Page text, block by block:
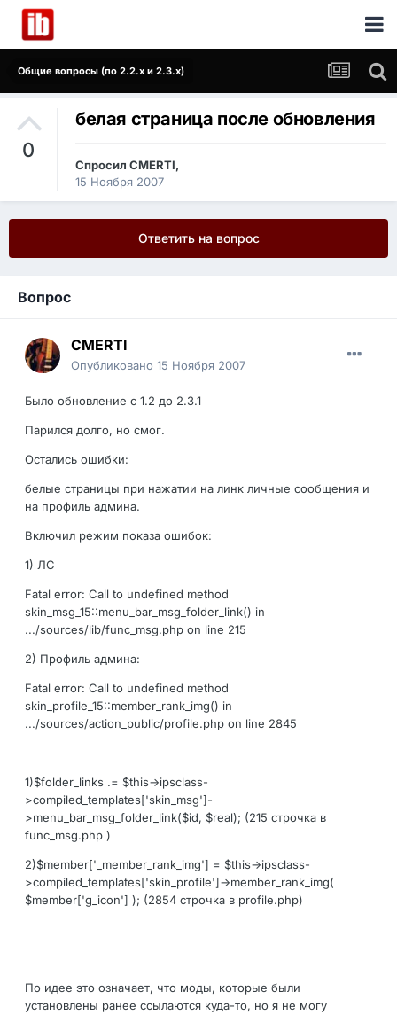
Общие вопросы (по 2.2.x и 2.3.x)
0
белая страница после обновления
Спросил CMERTI,
15 Ноября 2007
Ответить на вопрос
Вопрос
CMERTI
Опубликовано 15 Ноября 2007
Было обновление с 1.2 до 2.3.1
Парился долго, но смог.
Остались ошибки:
белые страницы при нажатии на линк личные сообщения и
на профиль админа.
Включил режим показа ошибок:
1) ЛС
Fatal error: Call to undefined method
skin_msg_15::menu_bar_msg_folder_link() in
.../sources/lib/func_msg.php on line 215
2) Профиль админа:
Fatal error: Call to undefined method
skin_profile_15::member_rank_img() in
.../sources/action_public/profile.php on line 2845
1)$folder_links .= $this->ipsclass-
>compiled_templates['skin_msg']-
>menu_bar_msg_folder_link($id, $real); (215 строчка в
func_msg.php )
2)$member['_member_rank_img'] = $this->ipsclass-
>compiled_templates['skin_profile']->member_rank_img(
$member['g_icon'] ); (2854 строчка в profile.php)
По идее это означает, что моды, которые были
установлены ранее ссылаются куда-то, но я не могу